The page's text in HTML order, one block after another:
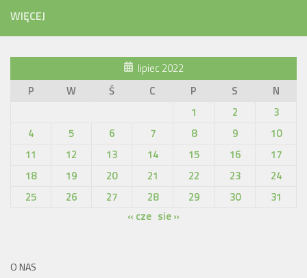
WIĘCEJ
lipiec 2022
P
W Ś C P S
N
1
2
3
4
5 6 7 8 9
10
11
12 13 14 15 16
17
18
19 20 21 22 23
24
25
26 27 28 29 30
31
« cze sie »
O NAS